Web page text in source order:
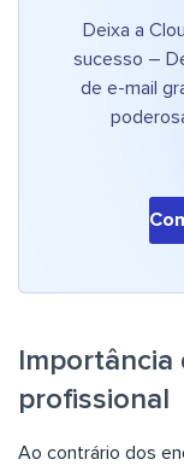
Deixa a
sucesso –
de e-mail
Importância
profissional
Ao contrário dos